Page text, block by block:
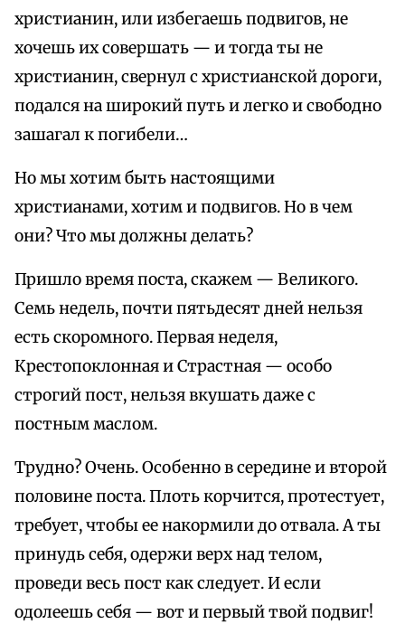
христианин, или избегаешь подвигов, не
хочешь их совершать — и тогда ты не
христианин, свернул с христианской дороги,
подался на широкий путь и легко и свободно
зашагал к погибели…
Но мы хотим быть настоящими
христианами, хотим и подвигов. Но в чем
они? Что мы должны делать?
Пришло время поста, скажем — Великого.
Семь недель, почти пятьдесят дней нельзя
есть скоромного. Первая неделя,
Крестопоклонная и Страстная — особо
строгий пост, нельзя вкушать даже с
постным маслом.
Трудно? Очень. Особенно в середине и второй
половине поста. Плоть корчится, протестует,
требует, чтобы ее накормили до отвала. А ты
принудь себя, одержи верх над телом,
проведи весь пост как следует. И если
одолеешь себя — вот и первый твой подвиг!